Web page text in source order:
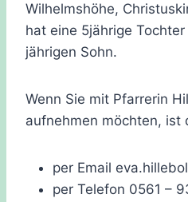
Wilhelmshöhe,
hat eine 5jährige
jährigen Sohn.
Wenn Sie mit Pfarrerin
aufnehmen möchten, ist
per Email
per Telefon 0561 –